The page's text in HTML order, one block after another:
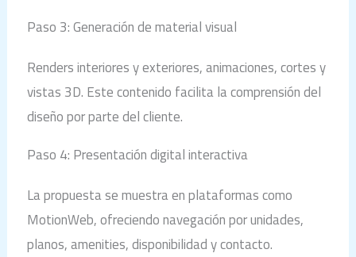
Paso 3: Generación de material visual
Renders interiores y exteriores, animaciones, cortes y
vistas 3D. Este contenido facilita la comprensión del
diseño por parte del cliente.
Paso 4: Presentación digital interactiva
La propuesta se muestra en plataformas como
MotionWeb, ofreciendo navegación por unidades,
planos, amenities, disponibilidad y contacto.